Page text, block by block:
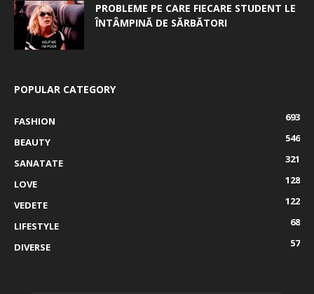
PROBLEME PE CARE FIECARE STUDENT LE
ÎNTÂMPINĂ DE SĂRBĂTORI
POPULAR CATEGORY
FASHION
693
BEAUTY
546
SANATATE
321
LOVE
128
VEDETE
122
LIFESTYLE
68
DIVERSE
57